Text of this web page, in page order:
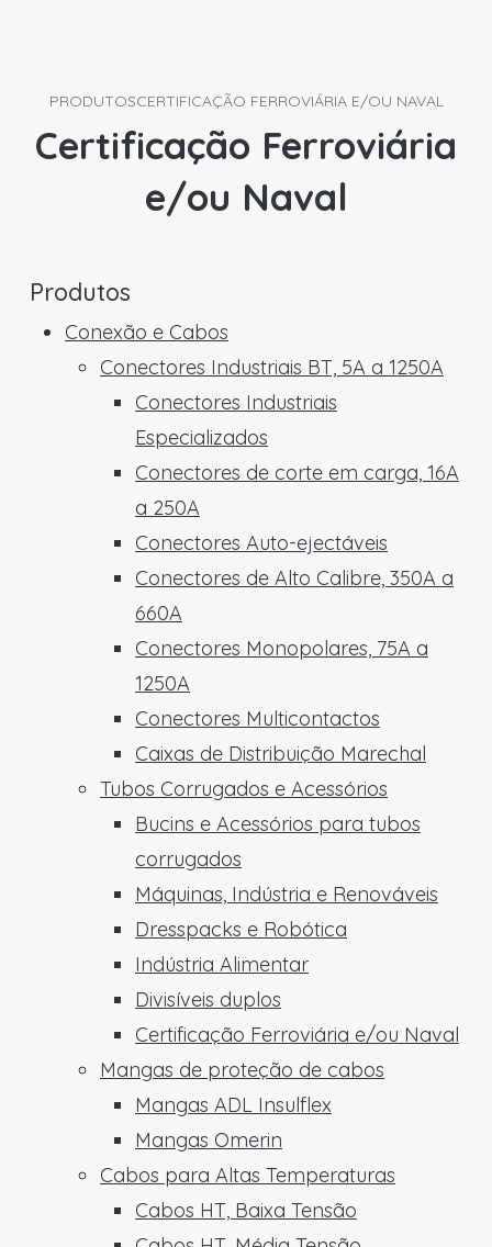
PRODUTOSCERTIFICAÇÃO FERROVIÁRIA E/OU NAVAL
Certificação Ferroviária
e/ou Naval
Produtos
Conexão e Cabos
Conectores Industriais BT, 5A a 1250A
Conectores Industriais
Especializados
Conectores de corte em carga, 16A
a 250A
Conectores Auto-ejectáveis
Conectores de Alto Calibre, 350A a
660A
Conectores Monopolares, 75A a
1250A
Conectores Multicontactos
Caixas de Distribuição Marechal
Tubos Corrugados e Acessórios
Bucins e Acessórios para tubos
corrugados
Máquinas, Indústria e Renováveis
Dresspacks e Robótica
Indústria Alimentar
Divisíveis duplos
Certificação Ferroviária e/ou Naval
Mangas de proteção de cabos
Mangas ADL Insulflex
Mangas Omerin
Cabos para Altas Temperaturas
Cabos HT, Baixa Tensão